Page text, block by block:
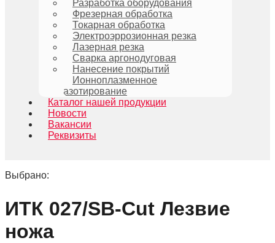
Разработка оборудования
Фрезерная обработка
Токарная обработка
Электроэррозионная резка
Лазерная резка
Сварка аргонодуговая
Нанесение покрытий
Ионноплазменное
азотирование
Каталог нашей продукции
Новости
Вакансии
Реквизиты
Выбрано:
ИТК 027/SB-Cut Лезвие
ножа